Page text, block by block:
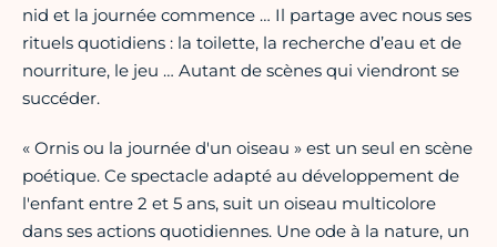
nid et la journée commence … Il partage avec nous ses
rituels quotidiens : la toilette, la recherche d’eau et de
nourriture, le jeu … Autant de scènes qui viendront se
succéder.
« Ornis ou la journée d'un oiseau » est un seul en scène
poétique. Ce spectacle adapté au développement de
l'enfant entre 2 et 5 ans, suit un oiseau multicolore
dans ses actions quotidiennes. Une ode à la nature, un